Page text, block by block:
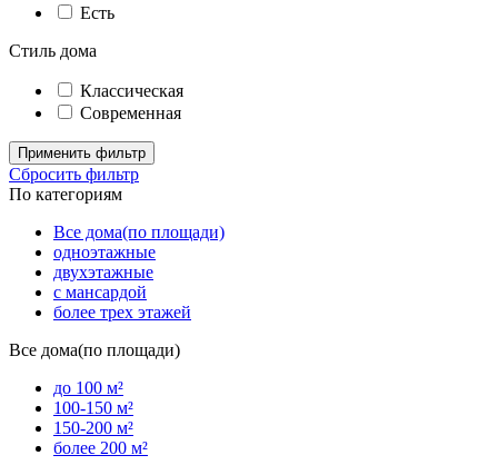
Есть
Стиль дома
Классическая
Современная
Применить фильтр
Сбросить фильтр
По категориям
Все дома(по площади)
одноэтажные
двухэтажные
с мансардой
более трех этажей
Все дома(по площади)
до 100 м²
100-150 м²
150-200 м²
более 200 м²